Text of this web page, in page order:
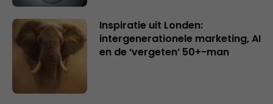
Inspiratie uit Londen:
intergenerationele marketing, AI
en de ‘vergeten’ 50+-man